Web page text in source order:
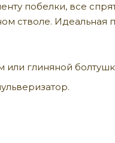
побелки, все
стволе. Идеальная
глиняной